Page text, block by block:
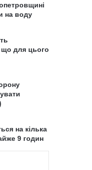
на воду
для цього
на кілька
9 годин